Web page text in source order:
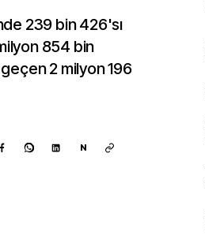
239 bin 426'sı
854 bin
2 milyon 196
N